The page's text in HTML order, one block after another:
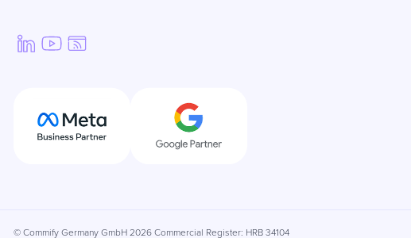
© Commify Germany GmbH 2026 Commercial Register: HRB 34104